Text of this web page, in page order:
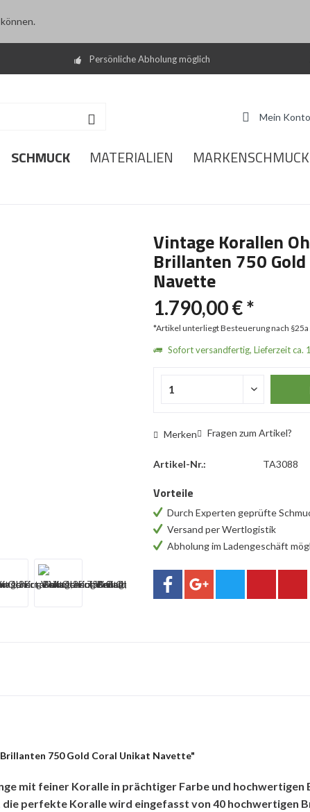
Persönliche Abholung möglich
Mein Konto
SCHMUCK MATERIALIEN MARKENSCHMUCK
Vintage Korallen
Brillanten 750
Navette
1.790,00 € *
*Artikel unterliegt Besteuerung nach §25a
Sofort versandfertig, Lieferzeit ca.
Merken Fragen zum Artikel?
Artikel-Nr.: TA3088
Vorteile
Durch Experten geprüfte
Versand per Wertlogistik
Abholung im Ladengeschäft
750 Gold Coral Unikat Navette"
mit feiner Koralle in prächtiger Farbe und hochwertigen
perfekte Koralle wird eingefasst von 40 hochwertigen